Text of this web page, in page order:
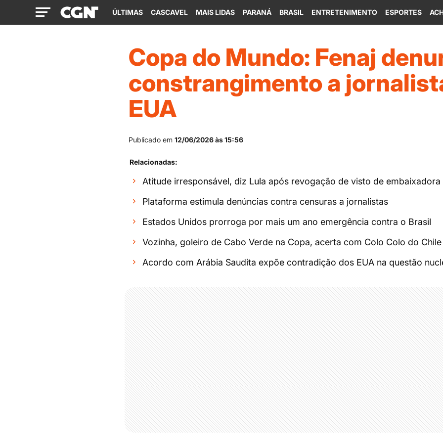
ÚLTIMAS CASCAVEL MAIS LIDAS PARANÁ BRASIL ENTRETENIMENTO ESPORTES
Copa do Mundo: Fenaj
constrangimento a
EUA
Publicado em 12/06/2026 às 15:56
Relacionadas:
Atitude irresponsável, diz Lula após revogação de visto de embaixadora
Plataforma estimula denúncias contra censuras a jornalistas
Estados Unidos prorroga por mais um ano emergência contra o Brasil
Vozinha, goleiro de Cabo Verde na Copa, acerta com Colo Colo do Chile
Acordo com Arábia Saudita expõe contradição dos EUA na questão